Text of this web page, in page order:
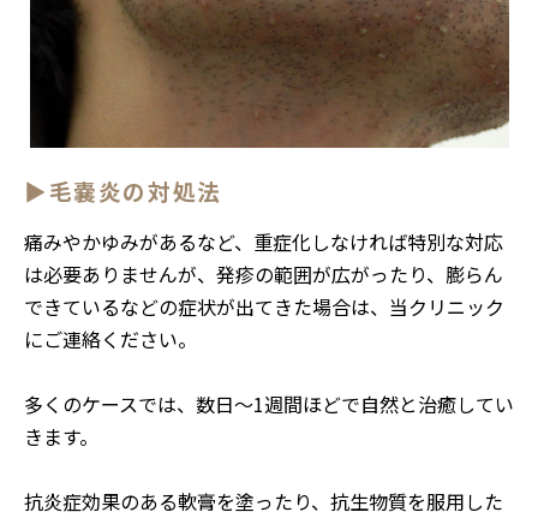
▶毛嚢炎の対処法
痛みやかゆみがあるなど、重症化しなければ特別な対応
は必要ありませんが、発疹の範囲が広がったり、膨らん
できているなどの症状が出てきた場合は、当クリニック
にご連絡ください。
多くのケースでは、数日～1週間ほどで自然と治癒してい
きます。
抗炎症効果のある軟膏を塗ったり、抗生物質を服用した